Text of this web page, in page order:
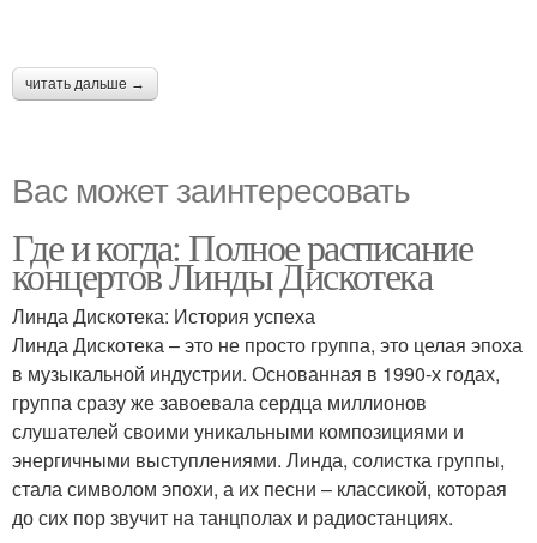
читать дальше →
Вас может заинтересовать
Где и когда: Полное расписание
концертов Линды Дискотека
Линда Дискотека: История успеха
Линда Дискотека – это не просто группа, это целая эпоха
в музыкальной индустрии. Основанная в 1990-х годах,
группа сразу же завоевала сердца миллионов
слушателей своими уникальными композициями и
энергичными выступлениями. Линда, солистка группы,
стала символом эпохи, а их песни – классикой, которая
до сих пор звучит на танцполах и радиостанциях.